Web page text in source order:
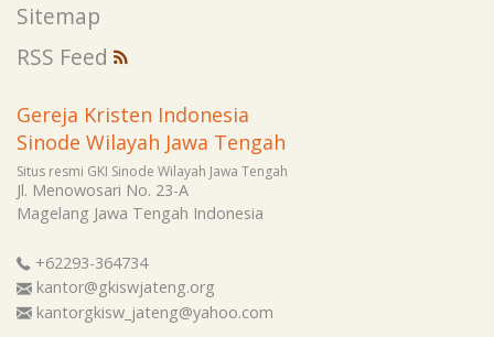
Sitemap
RSS Feed
Gereja Kristen Indonesia
Sinode Wilayah Jawa Tengah
Situs resmi GKI Sinode Wilayah Jawa Tengah
Jl. Menowosari No. 23-A
Magelang Jawa Tengah Indonesia
+62293-364734
kantor@gkiswjateng.org
kantorgkisw_jateng@yahoo.com